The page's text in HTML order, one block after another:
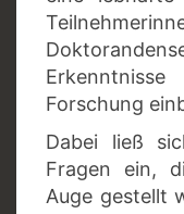
Forschung
Dabei ließ
Fragen ein,
Auge gestellt